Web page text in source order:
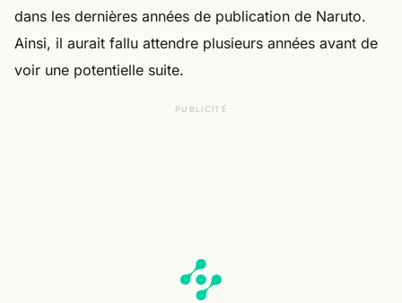
dans les dernières années de publication de Naruto.
Ainsi, il aurait fallu attendre plusieurs années avant de
voir une potentielle suite.
PUBLICITÉ